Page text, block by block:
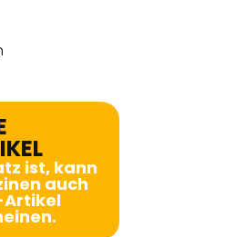
ist, kann
auch